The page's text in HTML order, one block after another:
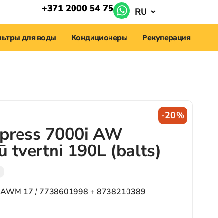
+371 2000 54 75 RU
для воды Кондиционеры Рекуперация
-20%
7000i AW
tvertni 190L (balts)
17 / 7738601998 + 8738210389